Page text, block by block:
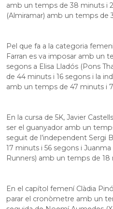
amb un temps de 38 minuts i
(Almiramar) amb un temps de
Pel que fa a la categoria
Farran es va imposar amb un
segons a Elisa Lladós (Pons
de 44 minuts i 16 segons i la
amb un temps de 47 minuts i
En la cursa de 5K, Javier
ser el guanyador amb un
seguit de l’independent Sergi
17 minuts i 56 segons i
Runners) amb un temps de 18
En el capítol femení Clàdia
parar el cronòmetre amb un